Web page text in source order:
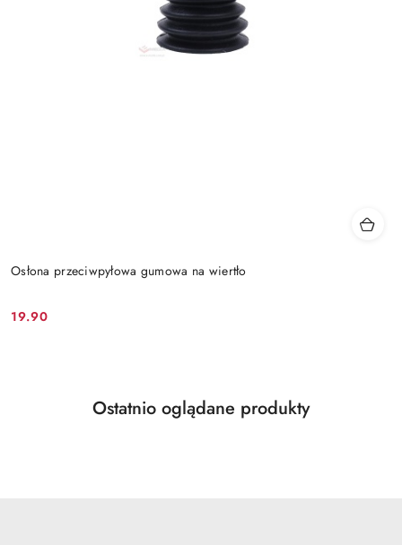
Osłona przeciwpyłowa gumowa na wiertło
Cena:
19.90
Pomiń karuzelę produktów
Produkty
Ostatnio oglądane produkty